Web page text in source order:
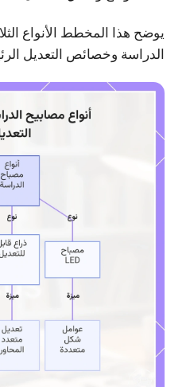
يوضح هذا المخطط الأنواع
الدراسة وخصائص التعديل